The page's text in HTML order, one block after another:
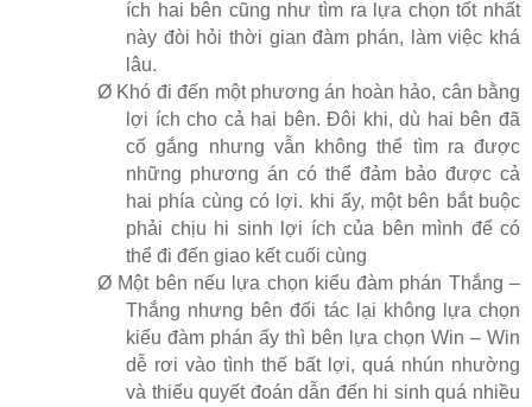
ích hai bên cũng như tìm ra lựa chọn tốt nhất
này đòi hỏi thời gian đàm phán, làm việc khá
lâu.
Ø Khó đi đến một phương án hoàn hảo, cân bằng
lợi ích cho cả hai bên. Đôi khi, dù hai bên đã
cố gắng nhưng vẫn không thể tìm ra được
những phương án có thể đảm bảo được cả
hai phía cùng có lợi. khi ấy, một bên bắt buộc
phải chịu hi sinh lợi ích của bên mình để có
thể đi đến giao kết cuối cùng
Ø Một bên nếu lựa chọn kiểu đàm phán Thắng –
Thắng nhưng bên đối tác lại không lựa chọn
kiểu đàm phán ấy thì bên lựa chọn Win – Win
dễ rơi vào tình thế bất lợi, quá nhún nhường
và thiếu quyết đoán dẫn đến hi sinh quá nhiều